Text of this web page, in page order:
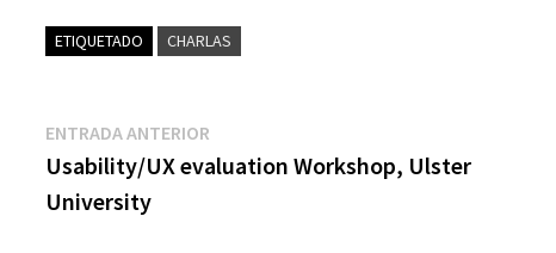
ETIQUETADO CHARLAS
Navegación
de
entradas
ENTRADA ANTERIOR
anterior:
Usability/UX evaluation Workshop, Ulster
University